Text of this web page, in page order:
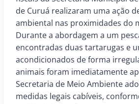
de Curuá realizaram uma ação
ambiental nas proximidades do
Durante a abordagem a um
encontradas duas tartarugas e
acondicionados de forma
animais foram imediatamente
Secretaria de Meio Ambiente
medidas legais cabíveis,